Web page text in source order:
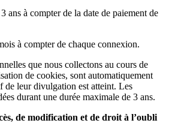
ans à compter de la date de paiement de
à compter de chaque connexion.
que nous collectons au cours de
de cookies, sont automatiquement
de leur divulgation est atteint. Les
durant une durée maximale de 3 ans.
de modification et de droit à l’oubli